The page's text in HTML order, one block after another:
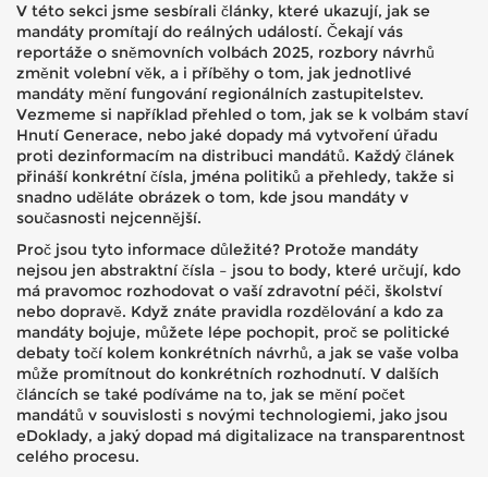
V této sekci jsme sesbírali články, které ukazují, jak se
mandáty promítají do reálných událostí. Čekají vás
reportáže o sněmovních volbách 2025, rozbory návrhů
změnit volební věk, a i příběhy o tom, jak jednotlivé
mandáty mění fungování regionálních zastupitelstev.
Vezmeme si například přehled o tom, jak se k volbám staví
Hnutí Generace, nebo jaké dopady má vytvoření úřadu
proti dezinformacím na distribuci mandátů. Každý článek
přináší konkrétní čísla, jména politiků a přehledy, takže si
snadno uděláte obrázek o tom, kde jsou mandáty v
současnosti nejcennější.
Proč jsou tyto informace důležité? Protože mandáty
nejsou jen abstraktní čísla – jsou to body, které určují, kdo
má pravomoc rozhodovat o vaší zdravotní péči, školství
nebo dopravě. Když znáte pravidla rozdělování a kdo za
mandáty bojuje, můžete lépe pochopit, proč se politické
debaty točí kolem konkrétních návrhů, a jak se vaše volba
může promítnout do konkrétních rozhodnutí. V dalších
článcích se také podíváme na to, jak se mění počet
mandátů v souvislosti s novými technologiemi, jako jsou
eDoklady, a jaký dopad má digitalizace na transparentnost
celého procesu.